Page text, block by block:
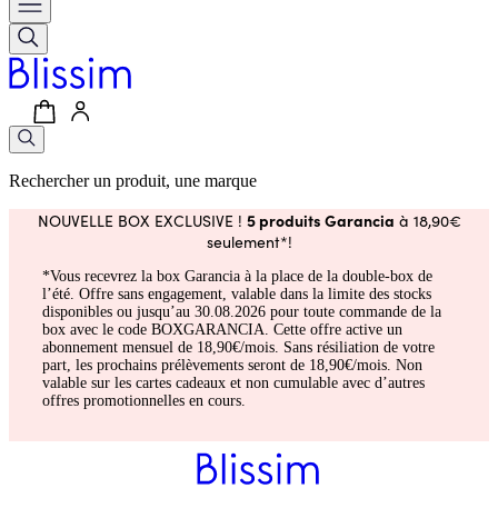
Rechercher un produit, une marque
NOUVELLE BOX EXCLUSIVE ! 5 produits Garancia à 18,90€
seulement*!
*Vous recevrez la box Garancia à la place de la double-box de
l’été. Offre sans engagement, valable dans la limite des stocks
disponibles ou jusqu’au 30.08.2026 pour toute commande de la
box avec le code BOXGARANCIA. Cette offre active un
abonnement mensuel de 18,90€/mois. Sans résiliation de votre
part, les prochains prélèvements seront de 18,90€/mois. Non
valable sur les cartes cadeaux et non cumulable avec d’autres
offres promotionnelles en cours.